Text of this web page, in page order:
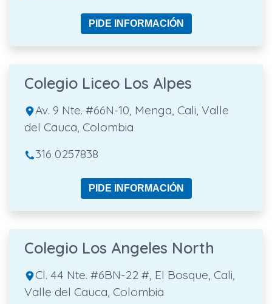
PIDE INFORMACIÓN
Colegio Liceo Los Alpes
Av. 9 Nte. #66N-10, Menga, Cali, Valle
del Cauca, Colombia
316 0257838
PIDE INFORMACIÓN
Colegio Los Angeles North
Cl. 44 Nte. #6BN-22 #, El Bosque, Cali,
Valle del Cauca, Colombia